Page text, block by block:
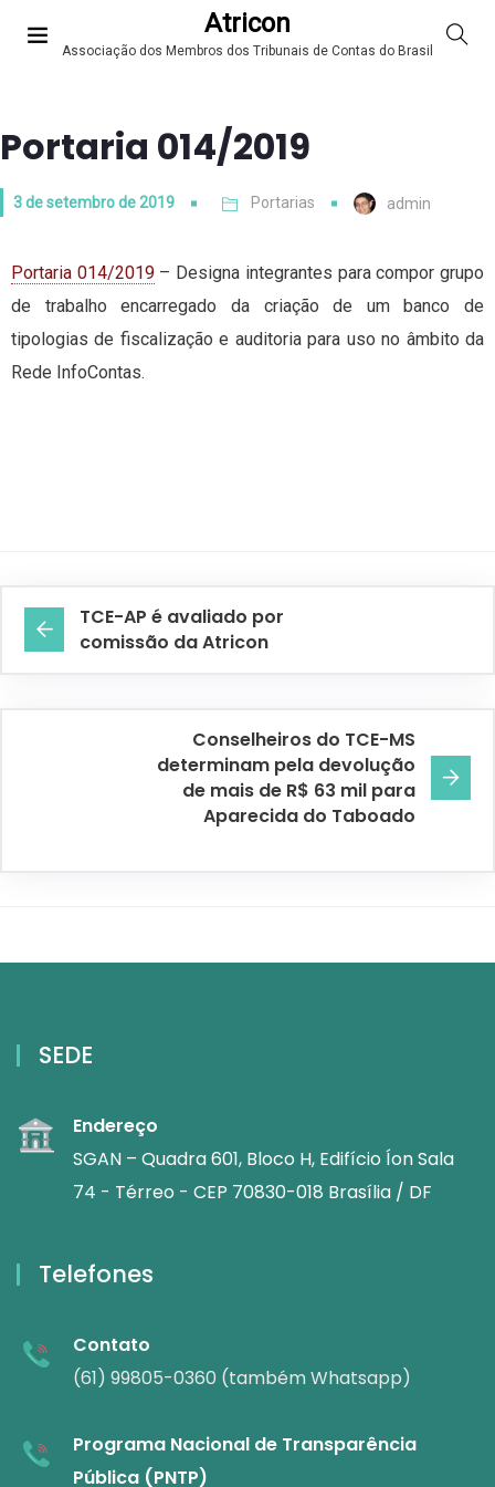
Atricon
Associação dos Membros dos Tribunais de Contas do Brasil
Portaria 014/2019
3 de setembro de 2019 Portarias admin
Portaria 014/2019– Designa integrantes para compor grupo
de trabalho encarregado da criação de um banco de
tipologias de fiscalização e auditoria para uso no âmbito da
Rede InfoContas.
TCE-AP é avaliado por
comissão da Atricon
Conselheiros do TCE-MS
determinam pela devolução
de mais de R$ 63 mil para
Aparecida do Taboado
SEDE
Endereço
SGAN – Quadra 601, Bloco H, Edifício Íon Sala
74 - Térreo - CEP 70830-018 Brasília / DF
Telefones
Contato
(61) 99805-0360 (também Whatsapp)
Programa Nacional de Transparência
Pública (PNTP)